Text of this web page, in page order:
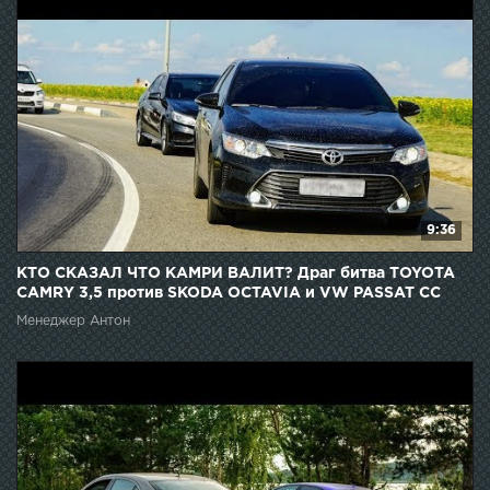
9:36
КТО СКАЗАЛ ЧТО КАМРИ ВАЛИТ? Драг битва TOYOTA
CAMRY 3,5 против SKODA OCTAVIA и VW PASSAT CC
Менеджер Антон